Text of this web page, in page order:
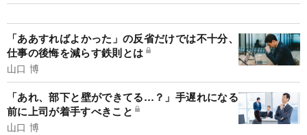
「ああすればよかった」の反省だけでは不十分、
仕事の後悔を減らす鉄則とは
山口 博
「あれ、部下と壁ができてる…？」手遅れになる
前に上司が着手すべきこと
山口 博